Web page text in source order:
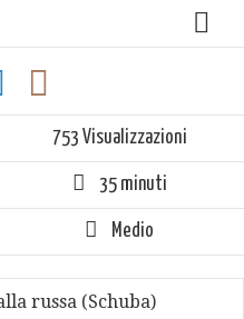
753 Visualizzazioni
35 minuti
Medio